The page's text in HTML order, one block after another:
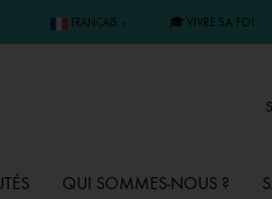
FRANÇAIS 🎓 VIVRE SA FOI
QUI SOMMES-NOUS ?